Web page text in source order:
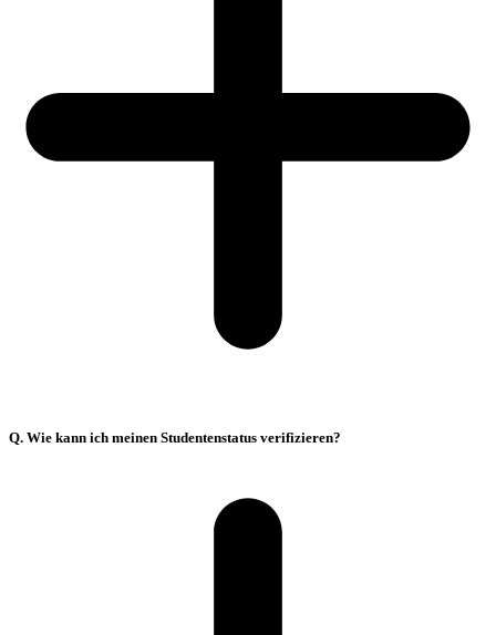
Q. Wie kann ich meinen Studentenstatus verifizieren?